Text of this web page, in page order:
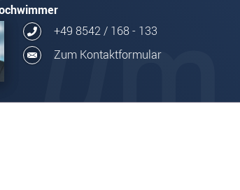
+49 8542 / 168 - 133
Zum Kontaktformular